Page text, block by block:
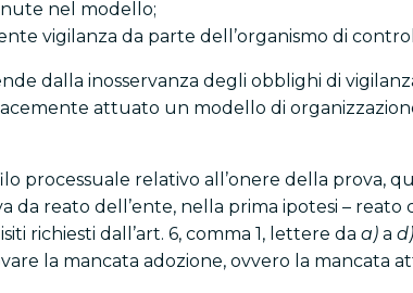
nel modello;
vigilanza da parte dell’organismo di
dalla inosservanza degli obblighi di
attuato un modello di
processuale relativo all’onere della prova,
da reato dell’ente, nella prima ipotesi – reato
richiesti dall’art. 6, comma 1, lettere da a) a d)
la mancata adozione, ovvero la mancata